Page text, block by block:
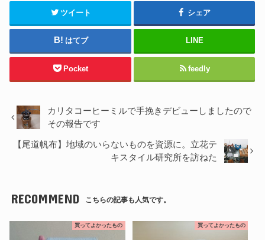
ツイート シェア
はてブ LINE
Pocket feedly
カリタコーヒーミルで手挽きデビューしましたので
その報告です
【尾道帆布】地域のいらないものを資源に。立花テ
キスタイル研究所を訪ねた
RECOMMEND こちらの記事も人気です。
買ってよかったもの 買ってよかったもの